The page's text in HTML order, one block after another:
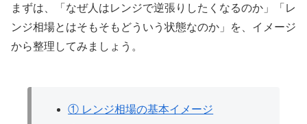
まずは、「なぜ人はレンジで逆張りしたくなるのか」「レ
ンジ相場とはそもそもどういう状態なのか」を、イメージ
から整理してみましょう。
① レンジ相場の基本イメージ